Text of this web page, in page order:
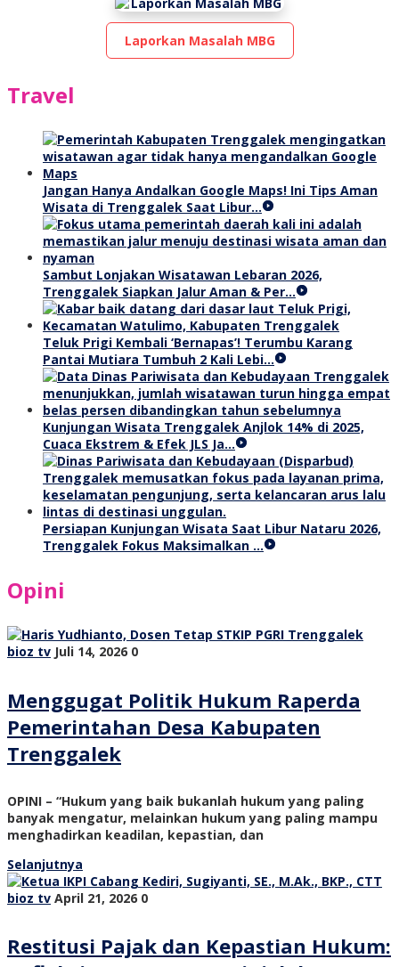
Laporkan Masalah MBG
Travel
Jangan Hanya Andalkan Google Maps! Ini Tips Aman
Wisata di Trenggalek Saat Libur…
Sambut Lonjakan Wisatawan Lebaran 2026,
Trenggalek Siapkan Jalur Aman & Per…
Teluk Prigi Kembali ‘Bernapas’! Terumbu Karang
Pantai Mutiara Tumbuh 2 Kali Lebi…
Kunjungan Wisata Trenggalek Anjlok 14% di 2025,
Cuaca Ekstrem & Efek JLS Ja…
Persiapan Kunjungan Wisata Saat Libur Nataru 2026,
Trenggalek Fokus Maksimalkan …
Opini
bioz tv Juli 14, 2026 0
Menggugat Politik Hukum Raperda
Pemerintahan Desa Kabupaten
Trenggalek
OPINI – “Hukum yang baik bukanlah hukum yang paling
banyak mengatur, melainkan hukum yang paling mampu
menghadirkan keadilan, kepastian, dan
Selanjutnya
bioz tv April 21, 2026 0
Restitusi Pajak dan Kepastian Hukum: